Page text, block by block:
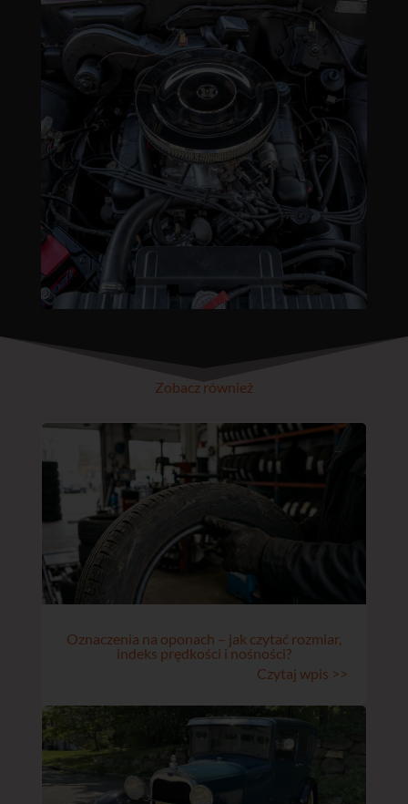
Zobacz również
Oznaczenia na oponach – jak czytać rozmiar,
indeks prędkości i nośności?
Czytaj wpis >>